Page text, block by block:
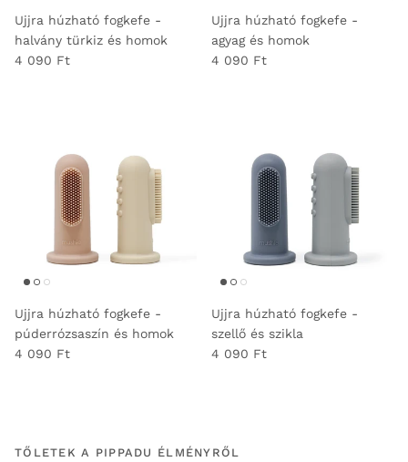
Ujjra húzható fogkefe -
halvány türkiz és homok
4 090 Ft
Ujjra húzható fogkefe -
agyag és homok
4 090 Ft
Ujjra húzható fogkefe -
púderrózsaszín és homok
4 090 Ft
Ujjra húzható fogkefe -
szellő és szikla
4 090 Ft
TŐLETEK A PIPPADU ÉLMÉNYRŐL